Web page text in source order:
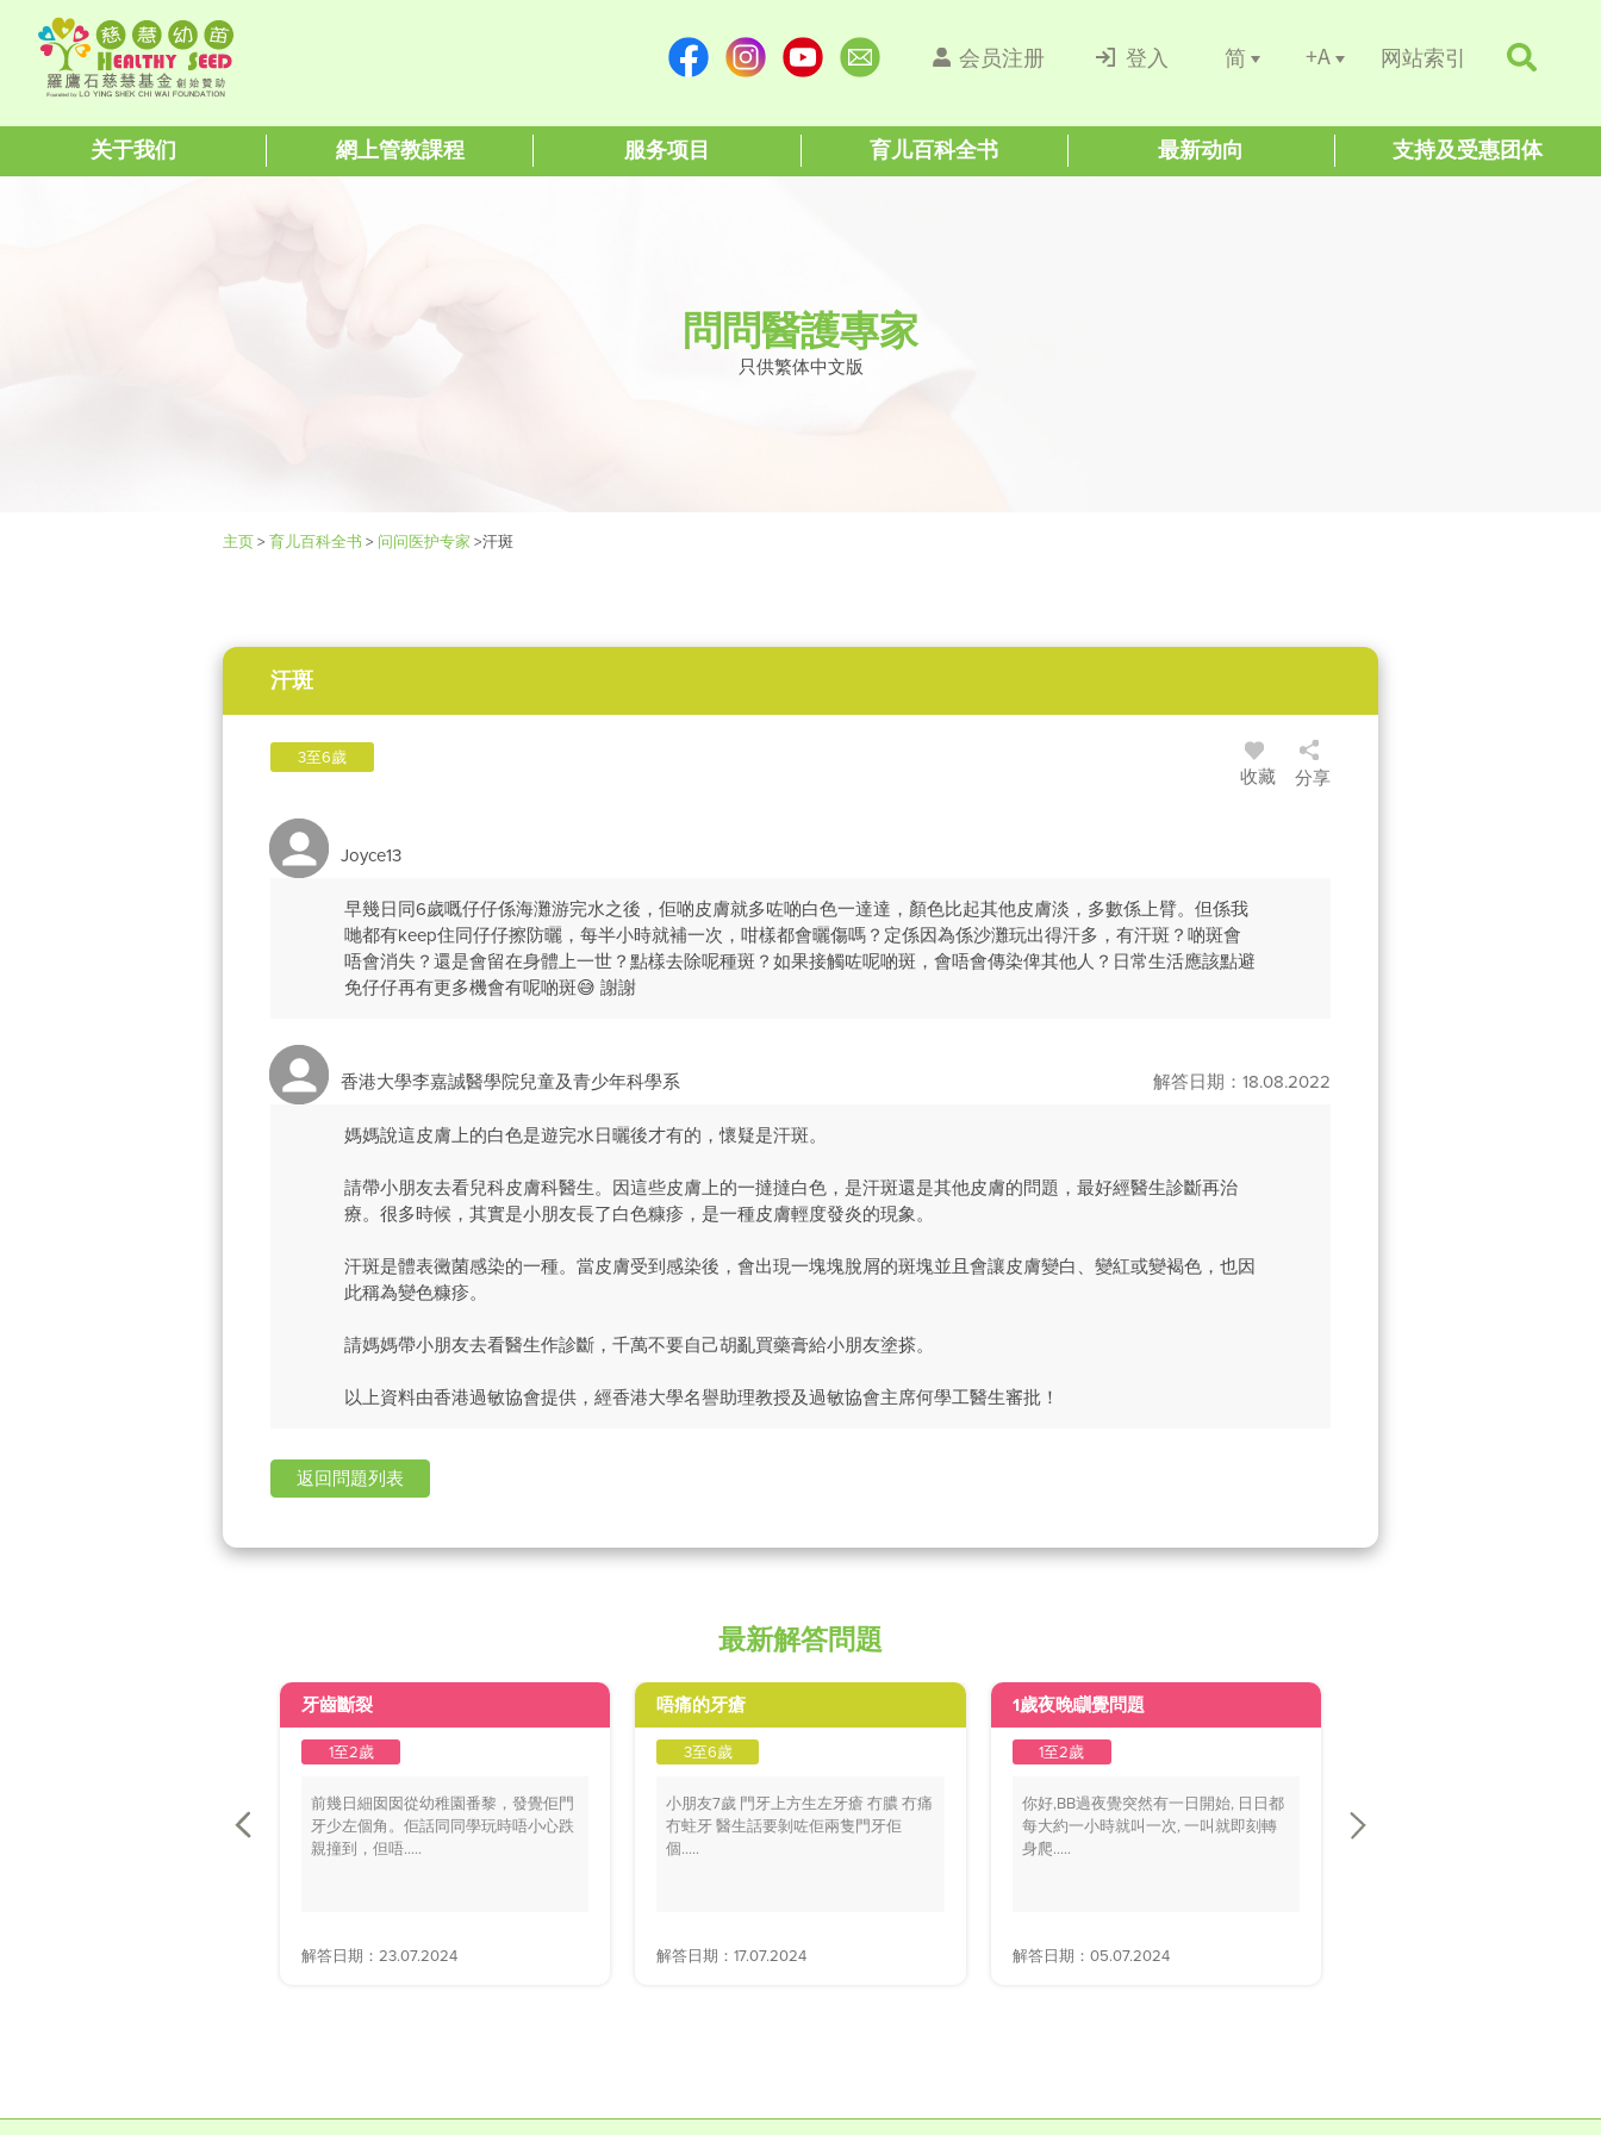
会员注册 登入 简 +A 网站索引
关于我们 網上管教課程 服务项目 育儿百科全书 最新动向 支持及受惠团体
問問醫護專家
只供繁体中文版
主页> 育儿百科全书 > 问问医护专家 >汗斑
汗斑
3至6歲
收藏 分享
Joyce13
早幾日同6歲嘅仔仔係海灘游完水之後，佢啲皮膚就多咗啲白色一達達，顏色比起其他皮膚淡，多數係上臂。但係我
哋都有keep住同仔仔擦防曬，每半小時就補一次，咁樣都會曬傷嗎？定係因為係沙灘玩出得汗多，有汗斑？啲斑會
唔會消失？還是會留在身體上一世？點樣去除呢種斑？如果接觸咗呢啲斑，會唔會傳染俾其他人？日常生活應該點避
免仔仔再有更多機會有呢啲斑😅 謝謝
香港大學李嘉誠醫學院兒童及青少年科學系 解答日期：18.08.2022
媽媽說這皮膚上的白色是遊完水日曬後才有的，懷疑是汗斑。
請帶小朋友去看兒科皮膚科醫生。因這些皮膚上的一撻撻白色，是汗斑還是其他皮膚的問題，最好經醫生診斷再治
療。很多時候，其實是小朋友長了白色糠疹，是一種皮膚輕度發炎的現象。
汗斑是體表黴菌感染的一種。當皮膚受到感染後，會出現一塊塊脫屑的斑塊並且會讓皮膚變白、變紅或變褐色，也因
此稱為變色糠疹。
請媽媽帶小朋友去看醫生作診斷，千萬不要自己胡亂買藥膏給小朋友塗搽。
以上資料由香港過敏協會提供，經香港大學名譽助理教授及過敏協會主席何學工醫生審批！
返回問題列表
最新解答問題
牙齒斷裂
1至2歲
前幾日細囡囡從幼稚園番黎，發覺佢門
牙少左個角。佢話同同學玩時唔小心跌
親撞到，但唔.....
解答日期：23.07.2024
唔痛的牙瘡
3至6歲
小朋友7歲 門牙上方生左牙瘡 冇膿 冇痛
冇蛀牙 醫生話要剝咗佢兩隻門牙佢
個.....
解答日期：17.07.2024
1歲夜晚瞓覺問題
1至2歲
你好,BB過夜覺突然有一日開始, 日日都
每大約一小時就叫一次, 一叫就即刻轉
身爬.....
解答日期：05.07.2024